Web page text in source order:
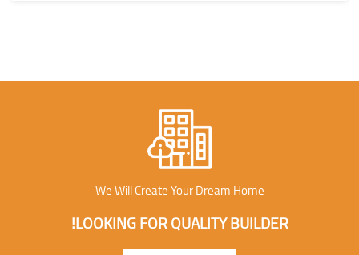
We Will Create Your Dream Home
LOOKING FOR QUALITY BUILDER!